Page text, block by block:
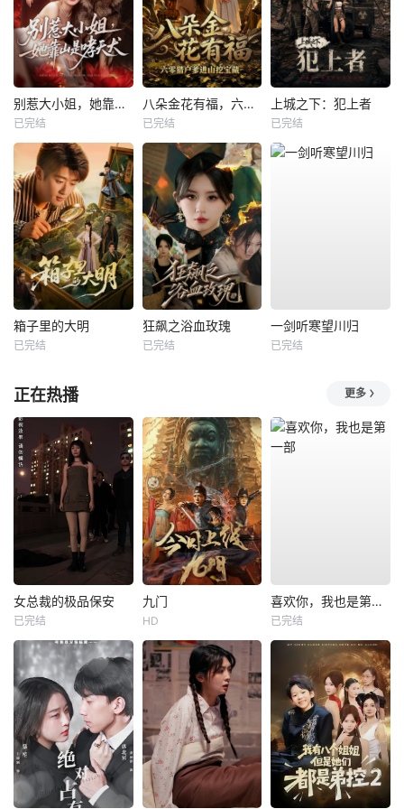
别惹大小姐，她靠山是哮天犬
已完结
八朵金花有福，六零猎户爹进山挖宝藏
已完结
上城之下：犯上者
已完结
箱子里的大明
已完结
狂飙之浴血玫瑰
已完结
一剑听寒望川归
已完结
正在热播 更多
女总裁的极品保安
已完结
九门
HD
喜欢你，我也是第一部
已完结